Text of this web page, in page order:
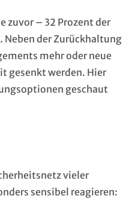
zuvor – 32 Prozent der
der Zurückhaltung
mehr oder neue
gesenkt werden. Hier
geschaut
vieler
sensibel reagieren: